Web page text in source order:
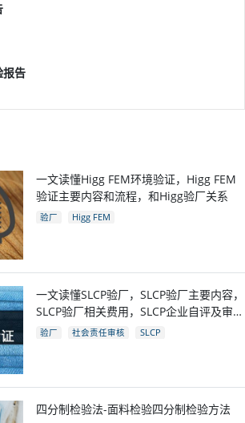
报告
一文读懂Higg FEM环境验证，Higg FEM
验证主要内容和流程，和Higg验厂关系
验厂 Higg FEM
一文读懂SLCP验厂，SLCP验厂主要内容，
SLCP验厂相关费用，SLCP企业自评及审核
流程
验厂 社会责任审核 SLCP
四分制检验法-面料检验四分制检验方法